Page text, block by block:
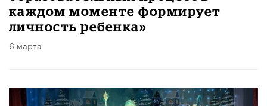
каждом моменте формирует
личность ребенка»
6 марта